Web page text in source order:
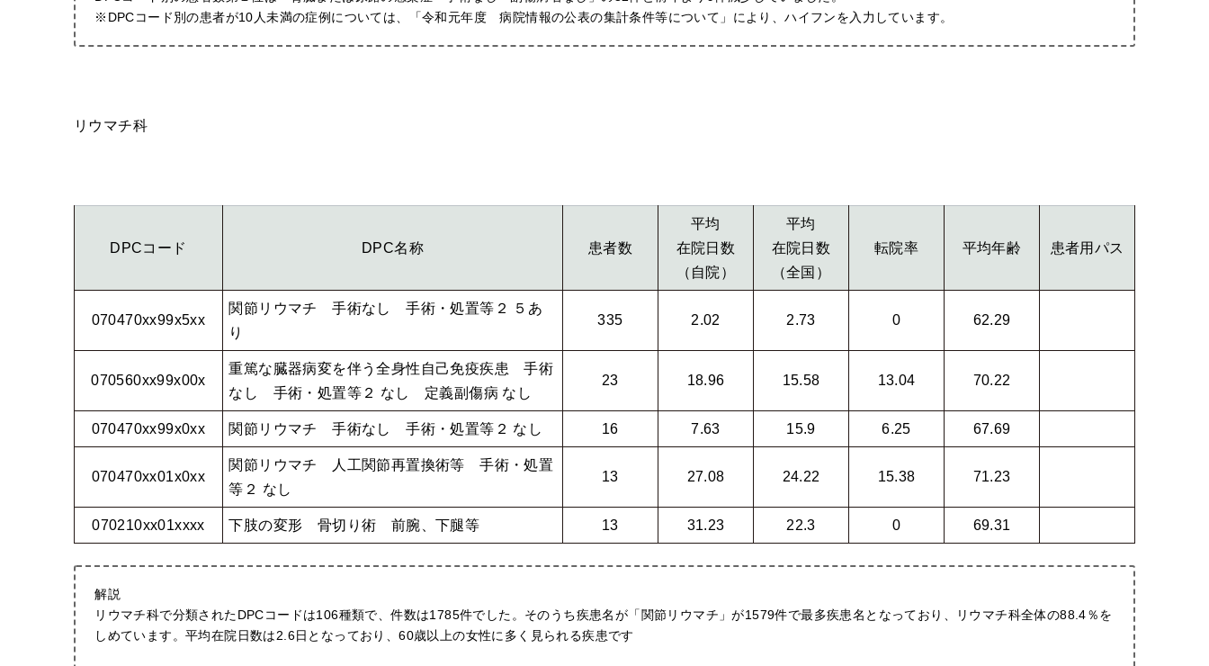
※DPCコード別の患者が10人未満の症例については、「令和元年度 病院情報の公表の集計条件等について」により、ハイフンを入力しています。
リウマチ科
DPCコード DPC名称 患者数
平均
在院日数
（自院）
平均
在院日数
（全国）
転院率 平均年齢 患者用パス
070470xx99x5xx
関節リウマチ 手術なし 手術・処置等２ ５あ
り
335 2.02 2.73 0 62.29
070560xx99x00x
重篤な臓器病変を伴う全身性自己免疫疾患 手術
なし 手術・処置等２ なし 定義副傷病 なし
23 18.96 15.58 13.04 70.22
070470xx99x0xx 関節リウマチ 手術なし 手術・処置等２ なし 16 7.63 15.9 6.25 67.69
070470xx01x0xx
関節リウマチ 人工関節再置換術等 手術・処置
等２ なし
13 27.08 24.22 15.38 71.23
070210xx01xxxx 下肢の変形 骨切り術 前腕、下腿等 13 31.23 22.3 0 69.31
解説
リウマチ科で分類されたDPCコードは106種類で、件数は1785件でした。そのうち疾患名が「関節リウマチ」が1579件で最多疾患名となっており、リウマチ科全体の88.4％を
しめています。平均在院日数は2.6日となっており、60歳以上の女性に多く見られる疾患です